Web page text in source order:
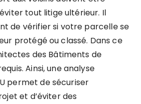
tout litige ultérieur. Il
de vérifier si votre parcelle se
protégé ou classé. Dans ce
des Bâtiments de
Ainsi, une analyse
permet de sécuriser
et d’éviter des